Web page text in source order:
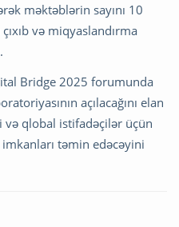
məktəblərin sayını 10
və miqyaslandırma
Bridge 2025 forumunda
açılacağını elan
qlobal istifadəçilər üçün
təmin edəcəyini